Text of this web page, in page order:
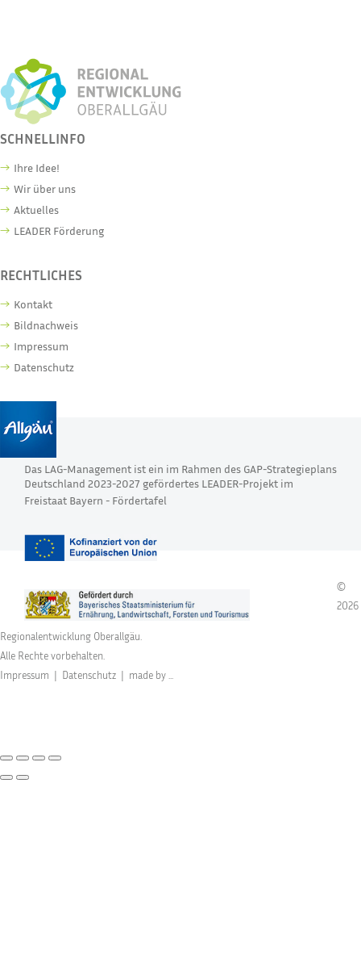
SCHNELLINFO
Ihre Idee!
Wir über uns
Aktuelles
LEADER Förderung
RECHTLICHES
Kontakt
Bildnachweis
Impressum
Datenschutz
Das LAG-Management ist ein im Rahmen des GAP-Strategieplans
Deutschland 2023-2027 gefördertes LEADER-Projekt im
Freistaat Bayern - Fördertafel
©
2026
Regionalentwicklung Oberallgäu.
Alle Rechte vorbehalten.
Impressum | Datenschutz | made by ...